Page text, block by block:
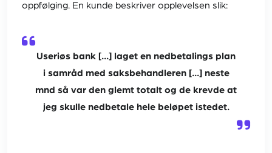
oppfølging. En kunde beskriver opplevelsen slik:
Useriøs bank [...] laget en nedbetalings plan
i samråd med saksbehandleren [...] neste
mnd så var den glemt totalt og de krevde at
jeg skulle nedbetale hele beløpet istedet.